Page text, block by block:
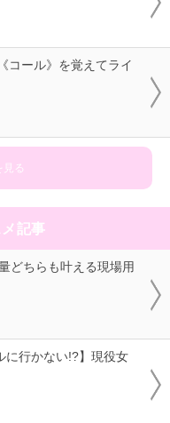
コール》を覚えてライ
見る
記事
どちらも叶える現場用
に行かない!?】現役女